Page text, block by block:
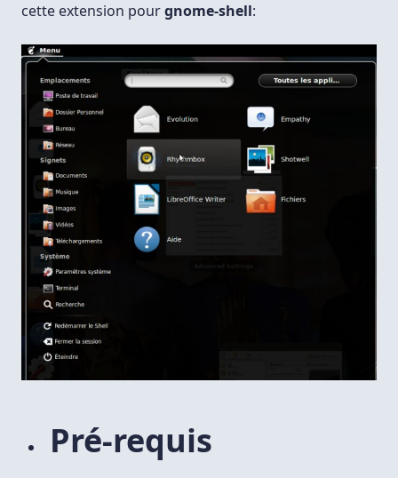
cette extension pourgnome-shell:
Pré-requis